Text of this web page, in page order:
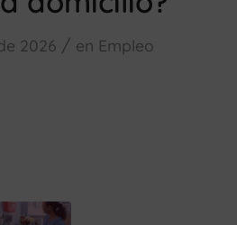
2026 / en Empleo